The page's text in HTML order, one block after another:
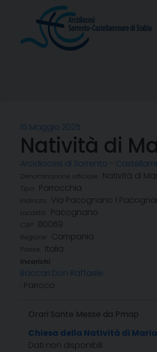
15 Maggio 2025
Natività di
Arcidiocesi di Sorrento -
Denominazione ufficiale: Natività di
Tipo: Parrocchia
Indirizzo: Via Pacognano 1
Località: Pacognano
CAP: 80069
Regione: Campania
Paese: Italia
Incarichi
Baccari Don Raffaele
: Parroco
Orari Sante Messe da Pmap
Chiesa della Natività di
Dati non disponibili